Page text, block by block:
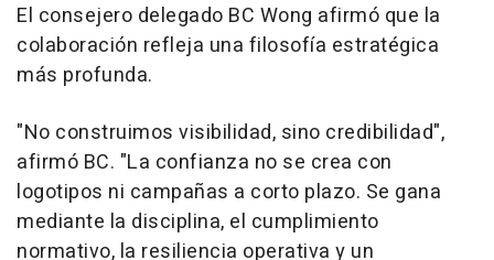
El consejero delegado BC Wong afirmó que la
colaboración refleja una filosofía estratégica
más profunda.
"No construimos visibilidad, sino credibilidad",
afirmó BC. "La confianza no se crea con
logotipos ni campañas a corto plazo. Se gana
mediante la disciplina, el cumplimiento
normativo, la resiliencia operativa y un